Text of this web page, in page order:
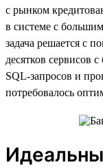
с рынком
в системе с
задача решается с
десятков сервисов
SQL-запросов и
потребовалось